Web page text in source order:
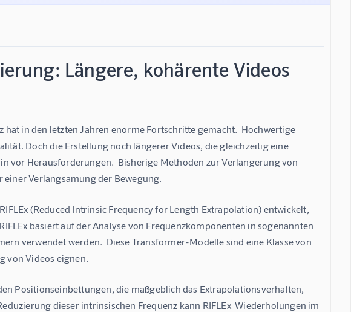
Längere, kohärente Videos
in den letzten Jahren enorme Fortschritte gemacht.  Hochwertige
Doch die Erstellung noch längerer Videos, die gleichzeitig eine
vor Herausforderungen.  Bisherige Methoden zur Verlängerung von
Verlangsamung der Bewegung.
(Reduced Intrinsic Frequency for Length Extrapolation) entwickelt,
basiert auf der Analyse von Frequenzkomponenten in sogenannten
verwendet werden.  Diese Transformer-Modelle sind eine Klasse von
von Videos eignen.
Positionseinbettungen, die maßgeblich das Extrapolationsverhalten,
dieser intrinsischen Frequenz kann RIFLEx  Wiederholungen im